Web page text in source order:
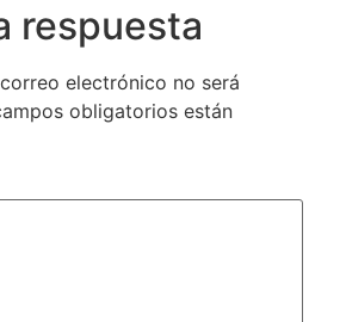
respuesta
electrónico no será
obligatorios están